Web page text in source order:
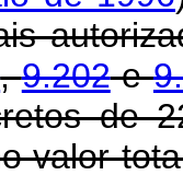
,9.202e
de
valor